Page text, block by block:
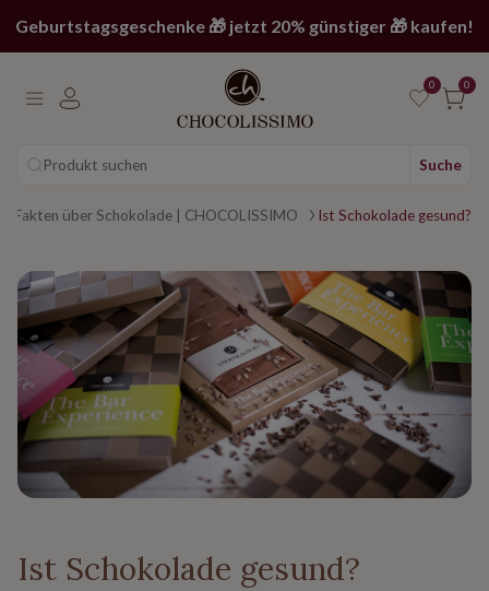
Geburtstagsgeschenke 🎁 jetzt 20% günstiger 🎁 kaufen!
0 0
Produkt suchen Suche
Fakten über Schokolade | CHOCOLISSIMO Ist Schokolade gesund?
Ist Schokolade gesund?